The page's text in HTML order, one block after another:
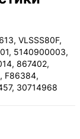
VLSSS80F,
5140900003,
867402,
F86384,
30714968